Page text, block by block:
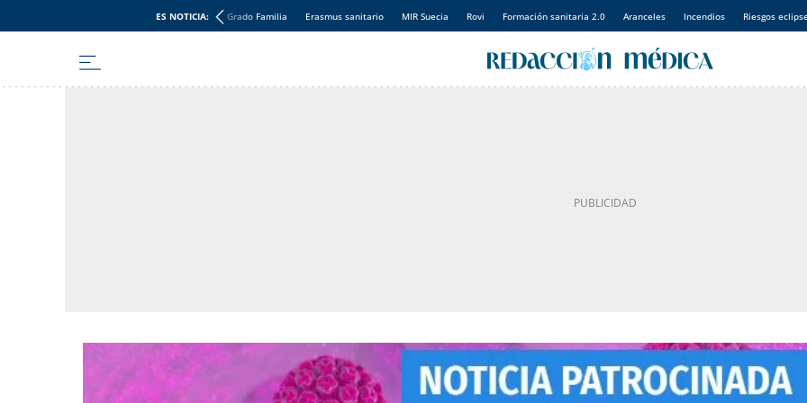
ES NOTICIA: Grado Familia Erasmus sanitario MIR Suecia Rovi Formación sanitaria 2.0 Aranceles Incendios Riesgos